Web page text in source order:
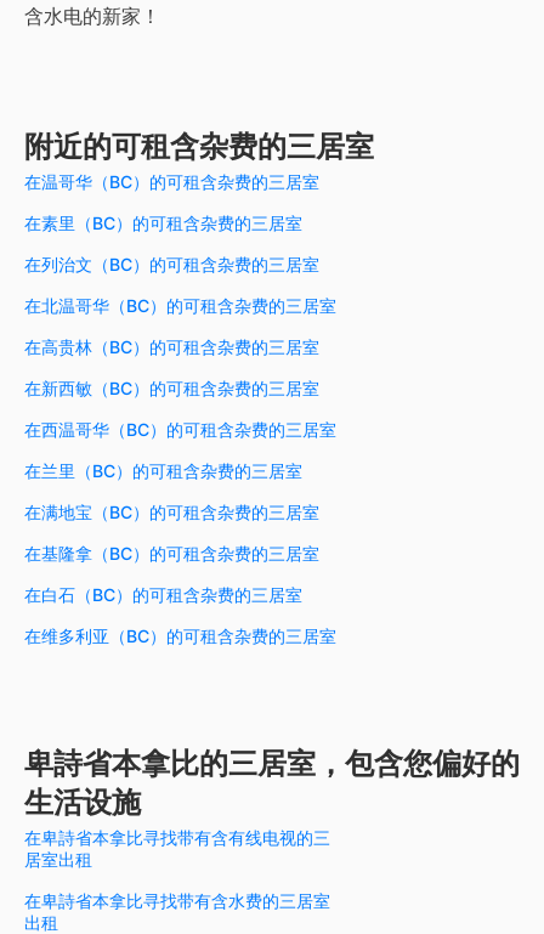
含水电的新家！
附近的可租含杂费的三居室
在温哥华（BC）的可租含杂费的三居室
在素里（BC）的可租含杂费的三居室
在列治文（BC）的可租含杂费的三居室
在北温哥华（BC）的可租含杂费的三居室
在高贵林（BC）的可租含杂费的三居室
在新西敏（BC）的可租含杂费的三居室
在西温哥华（BC）的可租含杂费的三居室
在兰里（BC）的可租含杂费的三居室
在满地宝（BC）的可租含杂费的三居室
在基隆拿（BC）的可租含杂费的三居室
在白石（BC）的可租含杂费的三居室
在维多利亚（BC）的可租含杂费的三居室
卑詩省本拿比的三居室，包含您偏好的
生活设施
在卑詩省本拿比寻找带有含有线电视的三
居室出租
在卑詩省本拿比寻找带有含水费的三居室
出租